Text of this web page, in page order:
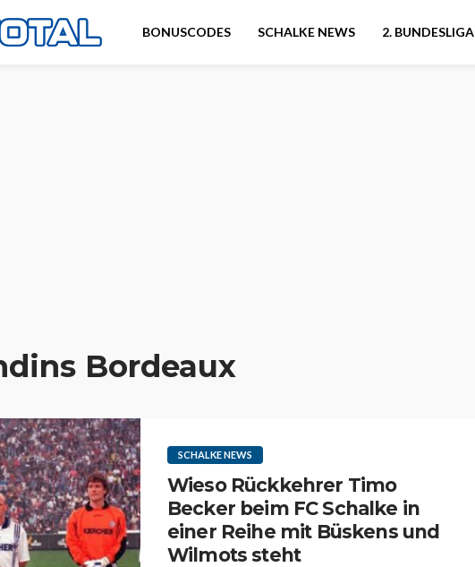
BONUSCODES SCHALKE NEWS 2. BUNDESLIGA
Bordeaux
SCHALKE NEWS
Wieso Rückkehrer Timo
Becker beim FC Schalke in
einer Reihe mit Büskens und
Wilmots steht